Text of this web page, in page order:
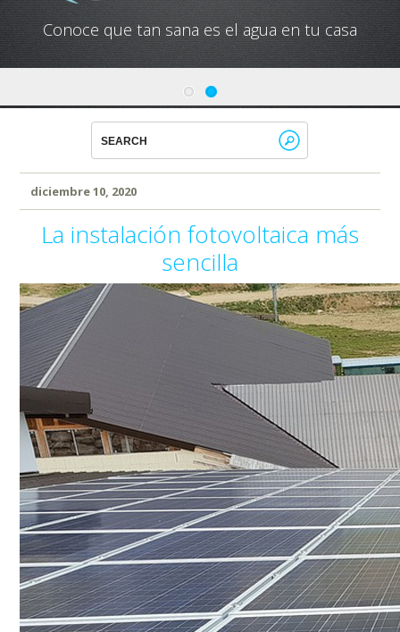
Conoce que tan sana es el agua en tu casa
Conoce cual es el mejor calentador solar de
México
diciembre 10, 2020
La instalación fotovoltaica más
sencilla